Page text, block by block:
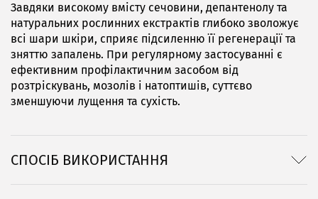
Завдяки високому вмісту сечовини, депантенолу та
натуральних рослинних екстрактів глибоко зволожує
всі шари шкіри, сприяє підсиленню її регенерації та
зняттю запалень. При регулярному застосуванні є
ефективним профілактичним засобом від
розтріскувань, мозолів і натоптишів, суттєво
зменшуючи лущення та сухість.
СПОСІБ ВИКОРИСТАННЯ